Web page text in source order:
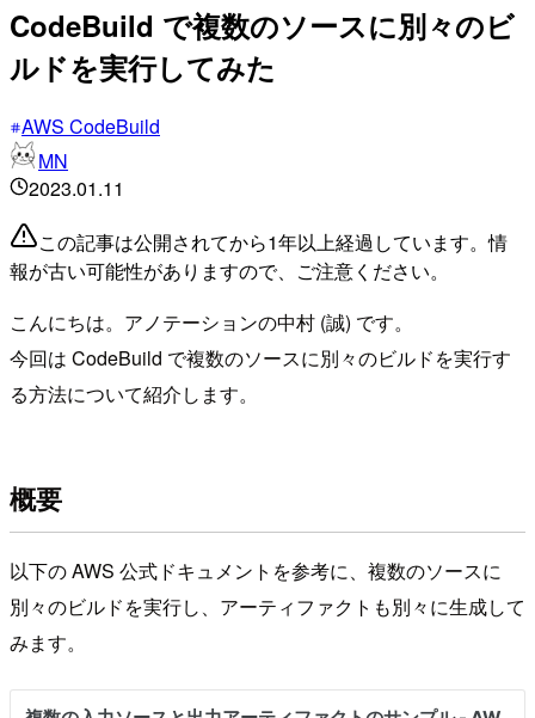
CodeBuild で複数のソースに別々のビ
ルドを実行してみた
AWS CodeBuild
MN
2023.01.11
この記事は公開されてから1年以上経過しています。情
報が古い可能性がありますので、ご注意ください。
こんにちは。アノテーションの中村 (誠) です。
今回は CodeBuild で複数のソースに別々のビルドを実行す
る方法について紹介します。
概要
以下の AWS 公式ドキュメントを参考に、複数のソースに
別々のビルドを実行し、アーティファクトも別々に生成して
みます。